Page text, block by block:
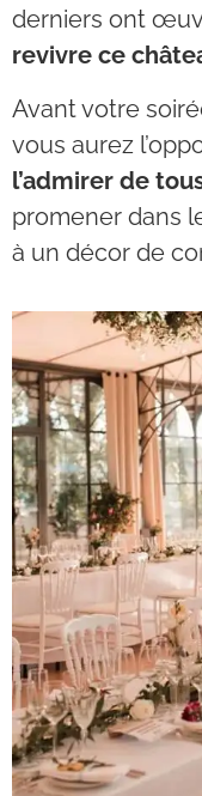
derniers ont
revivre ce
Avant votre
vous aurez
l’admirer de
promener dans
à un décor de